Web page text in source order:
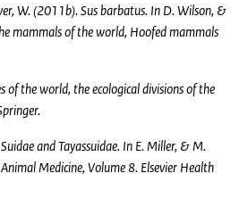
W. (2011b). Sus barbatus. In D. Wilson, &
mammals of the world, Hoofed mammals
of the world, the ecological divisions of the
and Tayassuidae. In E. Miller, & M.
Medicine, Volume 8. Elsevier Health